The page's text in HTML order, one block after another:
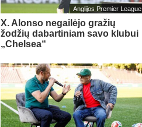
Anglijos Premier League
X. Alonso negailėjo gražių
žodžių dabartiniam savo klubui
„Chelsea“